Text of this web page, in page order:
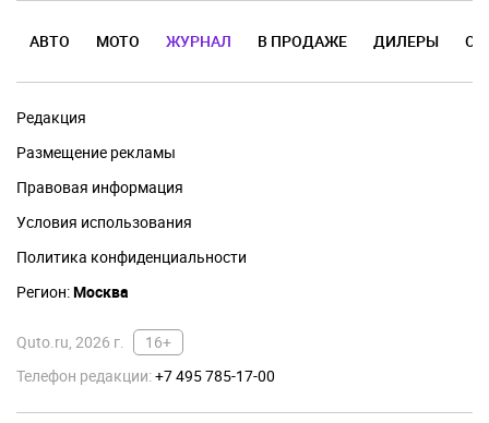
АВТО МОТО ЖУРНАЛ В ПРОДАЖЕ ДИЛЕРЫ
Редакция
Размещение рекламы
Правовая информация
Условия использования
Политика конфиденциальности
Регион:Москва
Quto.ru, 2026 г.
16+
Телефон редакции:+7 495 785-17-00